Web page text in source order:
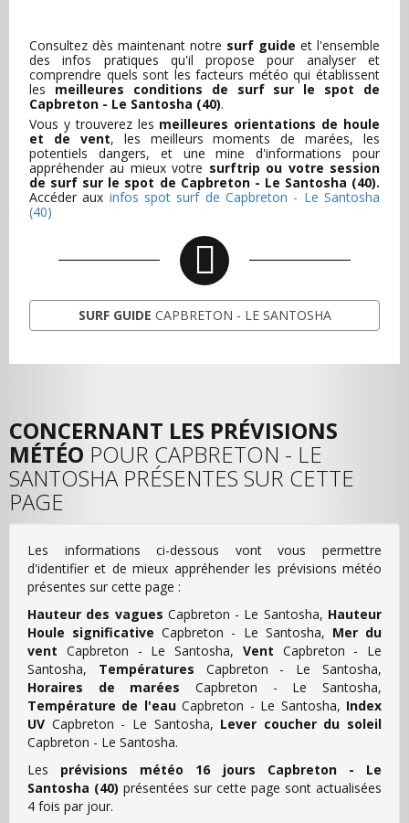
Consultez dès maintenant notre surf guide et l'ensemble
des infos pratiques qu'il propose pour analyser et
comprendre quels sont les facteurs météo qui établissent
les meilleures conditions de surf sur le spot de
Capbreton - Le Santosha (40).
Vous y trouverez les meilleures orientations de houle
et de vent, les meilleurs moments de marées, les
potentiels dangers, et une mine d'informations pour
appréhender au mieux votre surftrip ou votre session
de surf sur le spot de Capbreton - Le Santosha (40).
Accéder aux infos spot surf de Capbreton - Le Santosha
(40)
SURF GUIDE CAPBRETON - LE SANTOSHA
CONCERNANT LES PRÉVISIONS
MÉTÉO POUR CAPBRETON - LE
SANTOSHA PRÉSENTES SUR CETTE
PAGE
Les informations ci-dessous vont vous permettre
d'identifier et de mieux appréhender les prévisions météo
présentes sur cette page :
Hauteur des vagues Capbreton - Le Santosha, Hauteur
Houle significative Capbreton - Le Santosha, Mer du
vent Capbreton - Le Santosha, Vent Capbreton - Le
Santosha, Températures Capbreton - Le Santosha,
Horaires de marées Capbreton - Le Santosha,
Température de l'eauCapbreton - Le Santosha, Index
UV Capbreton - Le Santosha, Lever coucher du soleil
Capbreton - Le Santosha.
Les prévisions météo 16 jours Capbreton - Le
Santosha (40) présentées sur cette page sont actualisées
4 fois par jour.